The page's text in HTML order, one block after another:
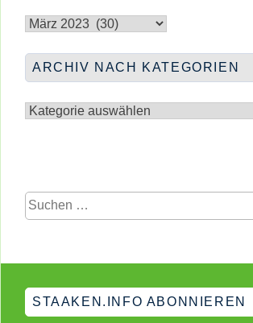
nach
ARCHIV NACH KATEGORIEN
nach
Suchen
nach:
STAAKEN.INFO ABONNIEREN